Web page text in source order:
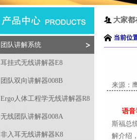
团队讲解系统
耳挂式无线讲解器E8
团队双向讲解器008B
Ergo人体工程学无线讲解器R8
无线团队讲解器008A
非入耳无线讲解器K8
大家都
当前位
来源：
语音
斯福总
解介绍